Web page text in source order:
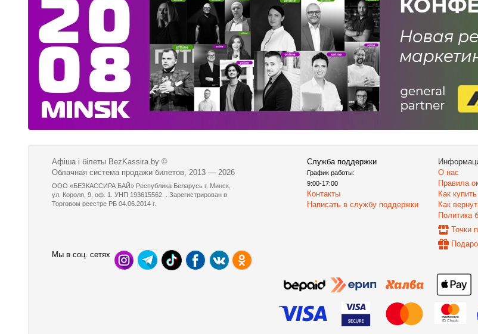
Афіша і білеты BezKassira.by ©
Облачная система продажи билетов, 2013 — 2026
ООО «БЕЗКАССИРА БАЙ» Республика Беларусь г. Минск,
ул. Короля, 9, оф. 1. УНП 193615562. . Зарегистрирован в
Торговом реестре РБ 04.06.2014 г.
Служба поддержки
График работы:
9:00-17:00
Контакты
Написать в службу поддержки
О нас
Правила
Как
Как
Политика
Точки
Мы в соц. сетях